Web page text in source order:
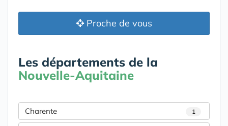
Proche de vous
Les départements de la
Nouvelle-Aquitaine
Charente 1